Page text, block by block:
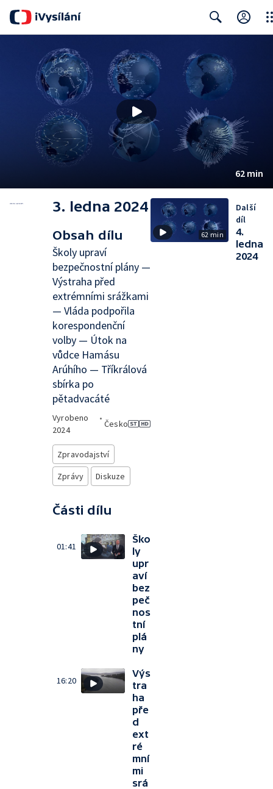
62 min
3. ledna 2024
Obsah dílu
Školy upraví
bezpečnostní plány —
Výstraha před
extrémními srážkami
— Vláda podpořila
korespondenční
volby — Útok na
vůdce Hamásu
Arúhího — Tříkrálová
sbírka po
pětadvacáté
Vyrobeno
2024
•
Česko
Zpravodajství
Zprávy
Diskuze
Části dílu
01:41
Ško
ly
upr
aví
bez
peč
nos
tní
plá
ny
16:20
Výs
tra
ha
pře
d
ext
ré
mní
mi
srá
62 min
Další
díl
4.
ledna
2024